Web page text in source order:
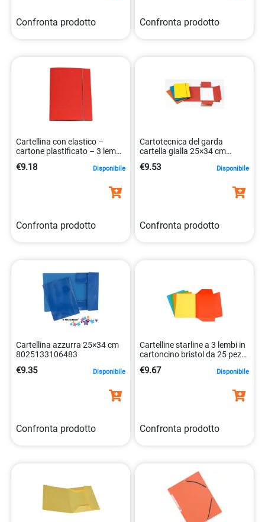
Confronta prodotto Confronta prodotto
Cartellina con elastico –
cartone plastificato – 3 lembi
– 25×34 cm – rosso –
Cartotecnica del Garda
€9.18 Disponibile
Confronta prodotto
Cartotecnica del garda
cartella gialla 25×34 cm
elastico 8001182008596
€9.53 Disponibile
Confronta prodotto
Cartellina azzurra 25×34 cm
8025133106483
€9.35 Disponibile
Confronta prodotto
Cartelline starline a 3 lembi in
cartoncino bristol da 25 pezzi
€9.67 Disponibile
Confronta prodotto